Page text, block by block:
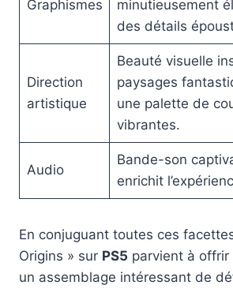
Graphismes
minutieusement
des détails
Direction
artistique
Beauté visuelle
paysages
une palette de
vibrantes.
Audio
Bande-son
enrichit
En conjuguant toutes ces
Origins » sur PS5 parvient à
un assemblage intéressant de